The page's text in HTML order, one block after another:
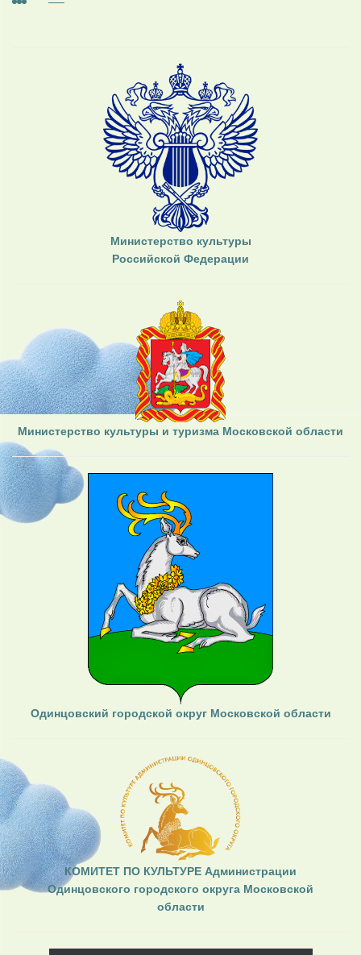
Министерство культуры
Российской Федерации
Министерство культуры и туризма Московской области
Одинцовский городской округ Московской области
КОМИТЕТ ПО КУЛЬТУРЕ Администрации
Одинцовского городского округа Московской
области